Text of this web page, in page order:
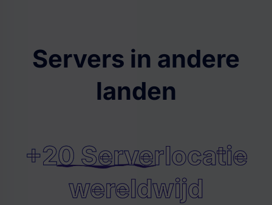
Servers in andere
landen
+20 Serverlocatie
wereldwijd